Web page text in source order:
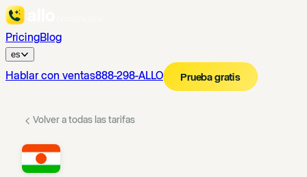
PricingBlog
es
Hablar con ventas888-298-ALLO Prueba gratis
Volver a todas las tarifas